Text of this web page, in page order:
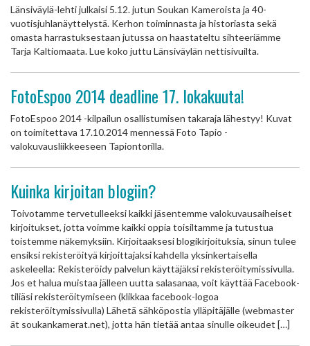
Länsiväylä-lehti julkaisi 5.12. jutun Soukan Kameroista ja 40-
vuotisjuhlanäyttelystä. Kerhon toiminnasta ja historiasta sekä
omasta harrastuksestaan jutussa on haastateltu sihteeriämme
Tarja Kaltiomaata. Lue koko juttu Länsiväylän nettisivuilta.
FotoEspoo 2014 deadline 17. lokakuuta!
FotoEspoo 2014 -kilpailun osallistumisen takaraja lähestyy! Kuvat
on toimitettava 17.10.2014 mennessä Foto Tapio -
valokuvausliikkeeseen Tapiontorilla.
Kuinka kirjoitan blogiin?
Toivotamme tervetulleeksi kaikki jäsentemme valokuvausaiheiset
kirjoitukset, jotta voimme kaikki oppia toisiltamme ja tutustua
toistemme näkemyksiin. Kirjoitaaksesi blogikirjoituksia, sinun tulee
ensiksi rekisteröityä kirjoittajaksi kahdella yksinkertaisella
askeleella: Rekisteröidy palvelun käyttäjäksi rekisteröitymissivulla.
Jos et halua muistaa jälleen uutta salasanaa, voit käyttää Facebook-
tiliäsi rekisteröitymiseen (klikkaa facebook-logoa
rekisteröitymissivulla) Lähetä sähköpostia ylläpitäjälle (webmaster
ät soukankamerat.net), jotta hän tietää antaa sinulle oikeudet […]